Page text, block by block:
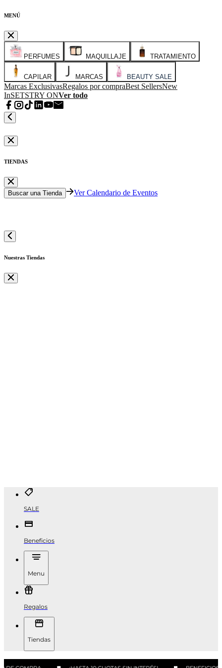
MENÚ
PERFUMES MAQUILLAJE TRATAMIENTO
CAPILAR MARCAS BEAUTY SALE
Marcas ExclusivasRegalos por compraBest SellersNew
InSETSTRY ONVer todo
TIENDAS
Buscar una Tienda Ver Calendario de Eventos
Nuestras Tiendas
SALE
Beneficios
Menu
Regalos
Tiendas